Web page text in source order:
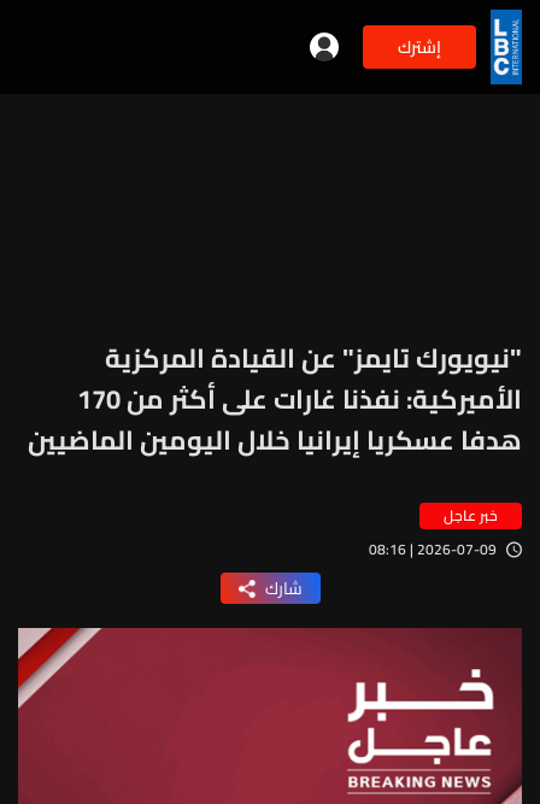
إشترك
"نيويورك تايمز" عن القيادة المركزية
الأميركية: نفذنا غارات على أكثر من 170
هدفا عسكريا إيرانيا خلال اليومين الماضيين
خبر عاجل
2026-07-09 | 08:16
شارك